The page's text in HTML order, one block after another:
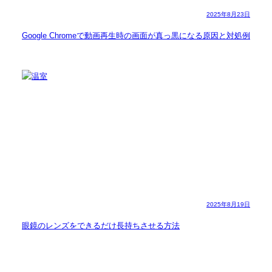
2025年8月23日
Google Chromeで動画再生時の画面が真っ黒になる原因と対処例
2025年8月19日
眼鏡のレンズをできるだけ長持ちさせる方法